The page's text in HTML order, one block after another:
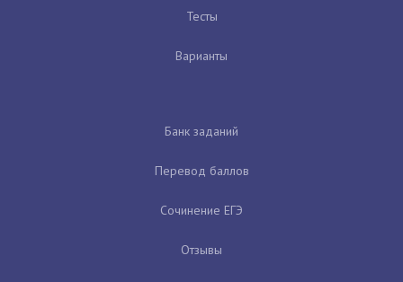
Тесты
Варианты
Банк заданий
Перевод баллов
Сочинение ЕГЭ
Отзывы